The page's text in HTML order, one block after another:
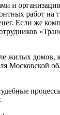
и
работ на
Если же
жилых